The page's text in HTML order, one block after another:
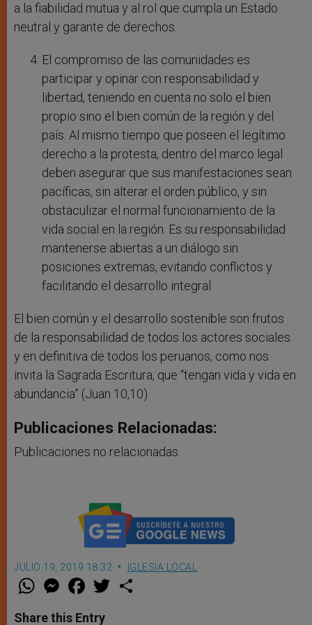
a la fiabilidad mutua y al rol que cumpla un Estado
neutral y garante de derechos.
El compromiso de las comunidades es
participar y opinar con responsabilidad y
libertad, teniendo en cuenta no solo el bien
propio sino el bien común de la región y del
país. Al mismo tiempo que poseen el legítimo
derecho a la protesta, dentro del marco legal
deben asegurar que sus manifestaciones sean
pacíficas, sin alterar el orden público, y sin
obstaculizar el normal funcionamiento de la
vida social en la región. Es su responsabilidad
mantenerse abiertas a un diálogo sin
posiciones extremas, evitando conflictos y
facilitando el desarrollo integral.
El bien común y el desarrollo sostenible son frutos
de la responsabilidad de todos los actores sociales
y en definitiva de todos los peruanos, como nos
invita la Sagrada Escritura, que “tengan vida y vida en
abundancia” (Juan 10,10).
Publicaciones Relacionadas:
Publicaciones no relacionadas.
JULIO 19, 2019 18:32 IGLESIA LOCAL
W
t
M
e
s
F
a
e
w
Share this Entry